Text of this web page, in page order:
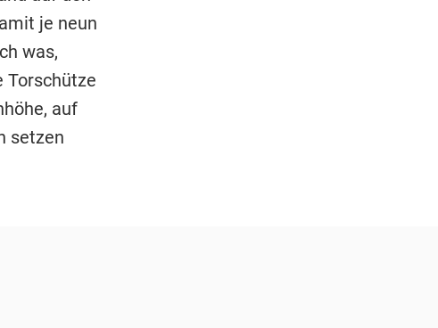
je neun
was,
Torschütze
auf
setzen